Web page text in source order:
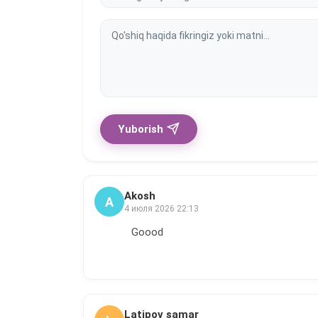
Yuborish
A Akosh
4 июля 2026 22:13
Goood
Latipov samar